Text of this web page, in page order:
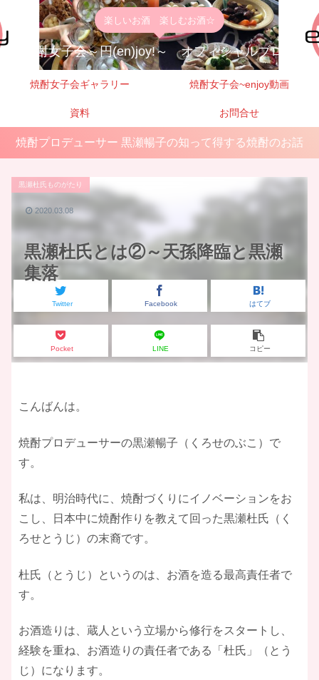
楽しいお酒 楽しむお酒☆
焼酎女子会～円(en)joy!～ オフィシャルブログ
焼酎女子会ギャラリー 焼酎女子会~enjoy動画
資料 お問合せ
焼酎プロデューサー 黒瀬暢子の知って得する焼酎のお話
黒瀬杜氏とは②～天孫降臨と黒瀬
集落
黒瀬杜氏ものがたり
Twitter Facebook はてブ
Pocket LINE コピー
2020.03.08
こんばんは。
焼酎プロデューサーの黒瀬暢子（くろせのぶこ）で
す。
私は、明治時代に、焼酎づくりにイノベーションをお
こし、日本中に焼酎作りを教えて回った黒瀬杜氏（く
ろせとうじ）の末裔です。
杜氏（とうじ）というのは、お酒を造る最高責任者で
す。
お酒造りは、蔵人という立場から修行をスタートし、
経験を重ね、お酒造りの責任者である「杜氏」（とう
じ）になります。